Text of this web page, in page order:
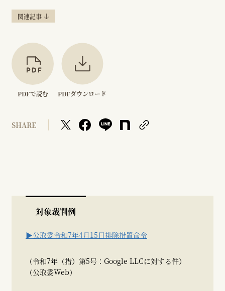
関連記事
PDFで読む PDFダウンロード
SHARE
対象裁判例
▶公取委令和7年4月15日排除措置命令
（令和7年（措）第5号：Google LLCに対する件）
（公取委Web）